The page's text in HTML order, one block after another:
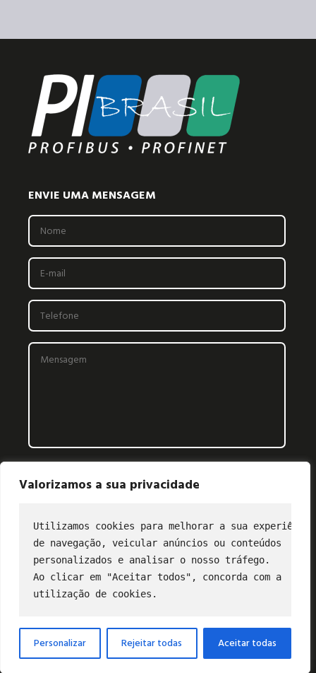
Valorizamos a sua privacidade
Utilizamos cookies para melhorar a sua experiência
de navegação, veicular anúncios ou conteúdos
personalizados e analisar o nosso tráfego.
Ao clicar em "Aceitar todos", concorda com a
utilização de cookies.
Personalizar Rejeitar todas Aceitar todas
ENVIE UMA MENSAGEM
CONTATO
(11) 2849-3202
profibus@profibus.org.br